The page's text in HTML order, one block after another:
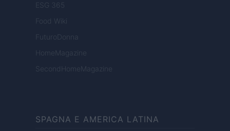
ESG 365
Food Wiki
FuturoDonna
HomeMagazine
SecondHomeMagazine
SPAGNA E AMERICA LATINA